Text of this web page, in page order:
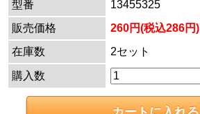
型番
13455325
販売価格
260円(税込286円)
在庫数
2セット
購入数